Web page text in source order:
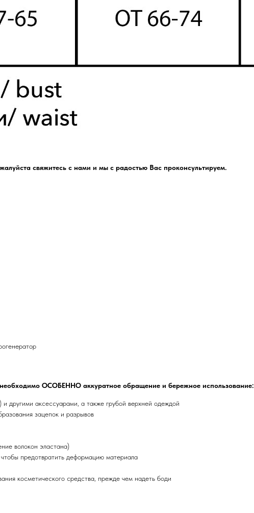
свяжитесь с нами и мы с радостью Вас проконсультируем.
ОСОБЕННО аккуратное обращение и бережное использование:
другими аксессуарами, а также грубой верхней одеждой
зацепок и разрывов
волокон эластана)
предотвратить деформацию материала
косметического средства, прежде чем надеть боди